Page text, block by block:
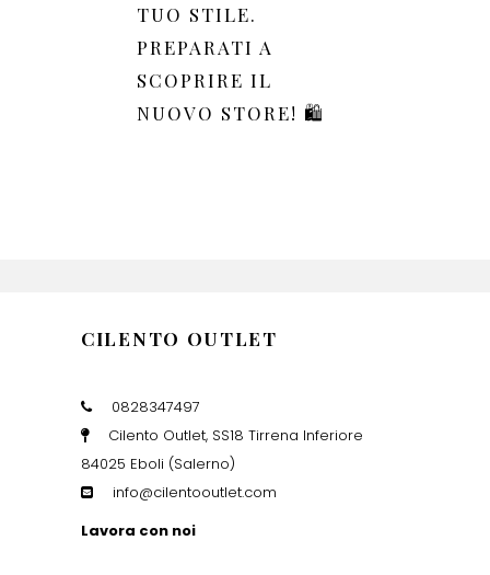
TUO STILE.
PREPARATI A
SCOPRIRE IL
NUOVO STORE! 🛍️
CILENTO OUTLET
0828347497
Cilento Outlet, SS18 Tirrena Inferiore
84025 Eboli (Salerno)
info@cilentooutlet.com
Lavora con noi